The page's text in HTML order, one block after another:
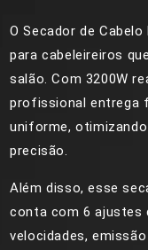
O Secador de
para cabeleireiros
salão. Com 3200W
profissional entrega
uniforme,
precisão.
Além disso, esse
conta com 6 ajustes
velocidades,